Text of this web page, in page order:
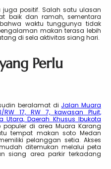
positif. Salah satu ulasan
baik dan ramah, sementara
waktu tunggunya tidak
makan terasa lebih
di sela aktivitas siang hari.
Perlu
beralamat di Jalan Muara
17, RW 7, kawasan Pluit,
Utara, Daerah Khusus Ibukota
populer di area Muara Karang
tempat makan soto Medan
pelanggan setia. Akses
ditemukan melalui peta
siang area parkir terkadang